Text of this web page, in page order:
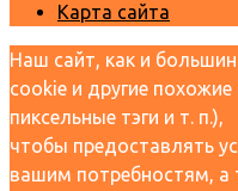
Карта сайта
Наш сайт, как и
cookie и другие
пиксельные тэги и т. п.),
чтобы предоставлять
вашим потребностям, а